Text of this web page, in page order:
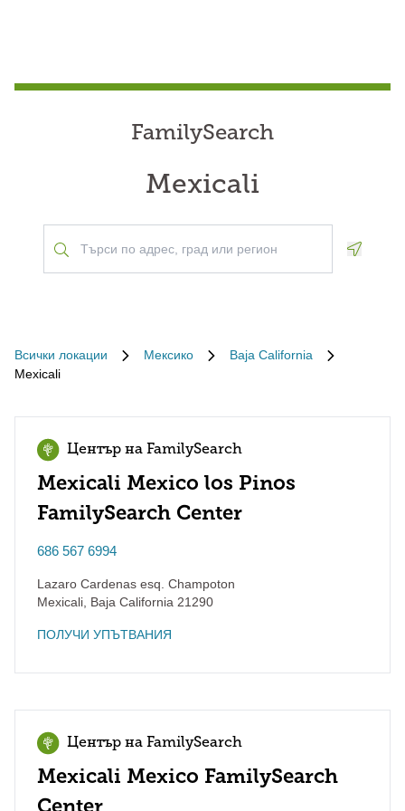
FamilySearch
Mexicali
Всички локации Мексико
Baja California
Mexicali
Център на FamilySearch
Mexicali Mexico los Pinos
FamilySearch Center
686 567 6994
Lazaro Cardenas esq. Champoton
Mexicali Baja California 21290
ПОЛУЧИ УПЪТВАНИЯ
Център на FamilySearch
Mexicali Mexico FamilySearch
Center